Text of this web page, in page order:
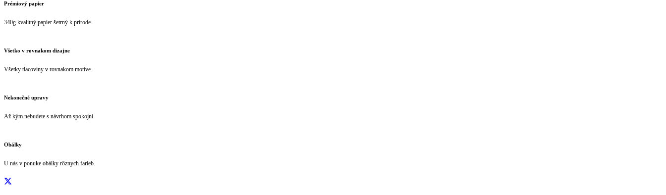
Prémiový papier
340g kvalitný papier šetrný k prírode.
Všetko v rovnakom dizajne
Všetky tlacoviny v rovnakom motíve.
Nekonečné upravy
Až kým nebudete s návrhom spokojní.
Obálky
U nás v ponuke obálky rôznych farieb.